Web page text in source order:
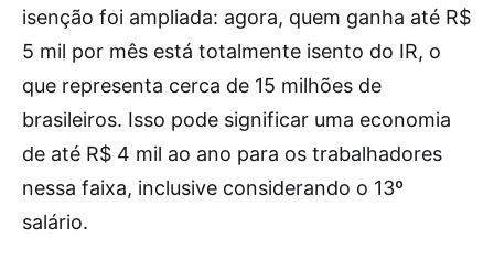
isenção foi ampliada: agora, quem ganha até R$
5 mil por mês está totalmente isento do IR, o
que representa cerca de 15 milhões de
brasileiros. Isso pode significar uma economia
de até R$ 4 mil ao ano para os trabalhadores
nessa faixa, inclusive considerando o 13º
salário.